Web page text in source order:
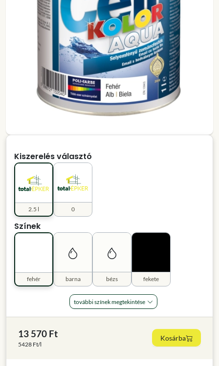
Kiszerelés választó
0
2.5 l
Színek
barna bézs
fehér fekete
további színek megtekintése
13 570 Ft
5428 Ft/l
Kosárba